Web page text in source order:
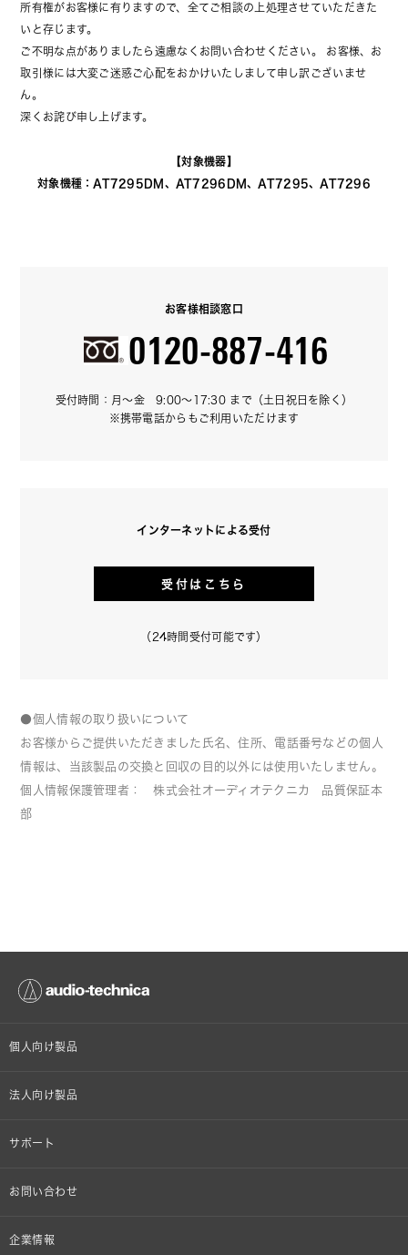
所有権がお客様に有りますので、全てご相談の上処理させていただきた
いと存じます。
ご不明な点がありましたら遠慮なくお問い合わせください。 お客様、お
取引様には大変ご迷惑ご心配をおかけいたしまして申し訳ございませ
ん。
深くお詫び申し上げます。
【対象機器】
対象機種：AT7295DM、AT7296DM、AT7295、AT7296
お客様相談窓口
0120-887-416
受付時間：月～金　9:00～17:30 まで（土日祝日を除く）
※携帯電話からもご利用いただけます
インターネットによる受付
受付はこちら
（24時間受付可能です）
●個人情報の取り扱いについて
お客様からご提供いただきました氏名、住所、電話番号などの個人
情報は、当該製品の交換と回収の目的以外には使用いたしません。
個人情報保護管理者：　株式会社オーディオテクニカ　品質保証本
部
個人向け製品
オンラインストア限定
法人向け製品
設備音響機器
サポート
個人向け製品サポート
お問い合わせ
その他、メディア 取材関連等のお問い合わせ
企業情報